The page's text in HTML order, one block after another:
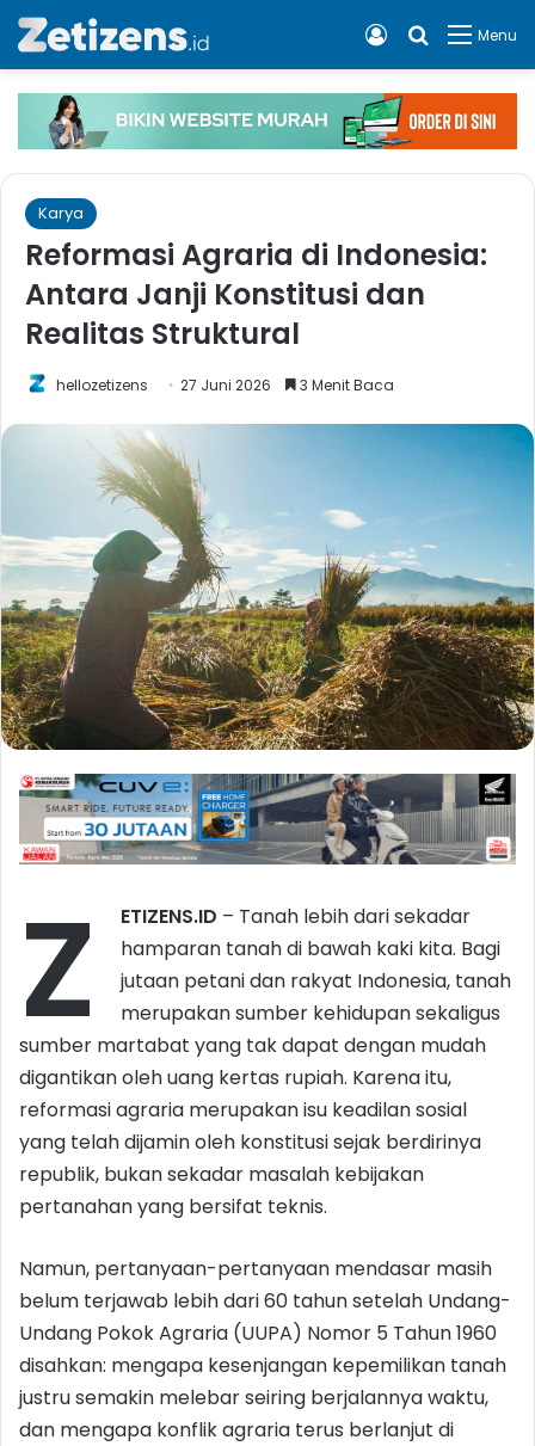
Menu
Cari apa,
Log In
Karya
Reformasi Agraria di Indonesia:
Antara Janji Konstitusi dan
Realitas Struktural
hellozetizens 27 Juni 2026 3 Menit Baca
Z ETIZENS.ID – Tanah lebih dari sekadar
hamparan tanah di bawah kaki kita. Bagi
jutaan petani dan rakyat Indonesia, tanah
merupakan sumber kehidupan sekaligus
sumber martabat yang tak dapat dengan mudah
digantikan oleh uang kertas rupiah. Karena itu,
reformasi agraria merupakan isu keadilan sosial
yang telah dijamin oleh konstitusi sejak berdirinya
republik, bukan sekadar masalah kebijakan
pertanahan yang bersifat teknis.
Namun, pertanyaan-pertanyaan mendasar masih
belum terjawab lebih dari 60 tahun setelah Undang-
Undang Pokok Agraria (UUPA) Nomor 5 Tahun 1960
disahkan: mengapa kesenjangan kepemilikan tanah
justru semakin melebar seiring berjalannya waktu,
dan mengapa konflik agraria terus berlanjut di